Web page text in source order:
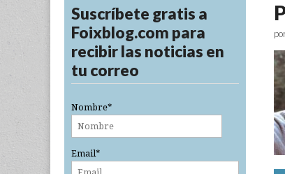
Suscríbete gratis a
Foixblog.com para
recibir las noticias en
tu correo
Nombre*
Email*